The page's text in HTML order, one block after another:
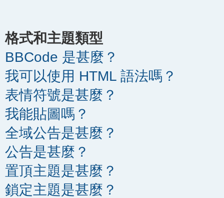
格式和主題類型
BBCode 是甚麼？
我可以使用 HTML 語法嗎？
表情符號是甚麼？
我能貼圖嗎？
全域公告是甚麼？
公告是甚麼？
置頂主題是甚麼？
鎖定主題是甚麼？